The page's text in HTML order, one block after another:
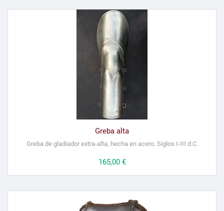
Greba alta
Greba de gladiador extra-alta, hecha en acero. Siglos I-III d.C.
Precio
165,00 €